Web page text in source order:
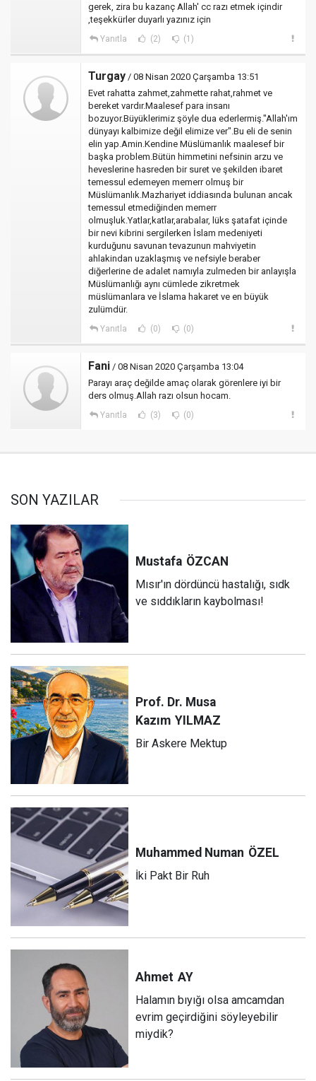
gerek, zira bu kazanç Allah' cc razı etmek içindir
,teşekkürler duyarlı yazınız için
Yanıtla (2) (1)
Turgay / 08 Nisan 2020 Çarşamba 13:51
Evet rahatta zahmet,zahmette rahat,rahmet ve
bereket vardır.Maalesef para insanı
bozuyor.Büyüklerimiz şöyle dua ederlermiş."Allah'ım
dünyayı kalbimize değil elimize ver".Bu eli de senin
elin yap.Amin.Kendine Müslümanlık maalesef bir
başka problem.Bütün himmetini nefsinin arzu ve
heveslerine hasreden bir suret ve şekilden ibaret
temessul edemeyen memerr olmuş bir
Müslümanlık.Mazhariyet iddiasında bulunan ancak
temessul etmediğinden memerr
olmuşluk.Yatlar,katlar,arabalar, lüks şatafat içinde
bir nevi kibrini sergilerken İslam medeniyeti
kurduğunu savunan tevazunun mahviyetin
ahlakindan uzaklaşmış ve nefsiyle beraber
diğerlerine de adalet namıyla zulmeden bir anlayışla
Müslümanlığı aynı cümlede zikretmek
müslümanlara ve İslama hakaret ve en büyük
zulümdür.
Yanıtla (0) (0)
Fani / 08 Nisan 2020 Çarşamba 13:04
Parayı araç değilde amaç olarak görenlere iyi bir
ders olmuş.Allah razı olsun hocam.
Yanıtla (3) (0)
SON YAZILAR
Mustafa ÖZCAN
Mısır'ın dördüncü hastalığı, sıdk
ve sıddıkların kaybolması!
Prof. Dr. Musa
Kazım YILMAZ
Bir Askere Mektup
Muhammed Numan ÖZEL
İki Pakt Bir Ruh
Ahmet AY
Halamın bıyığı olsa amcamdan
evrim geçirdiğini söyleyebilir
miydik?